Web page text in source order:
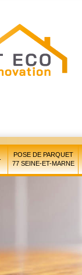
POSE DE PARQUET
77 SEINE-ET-MARNE